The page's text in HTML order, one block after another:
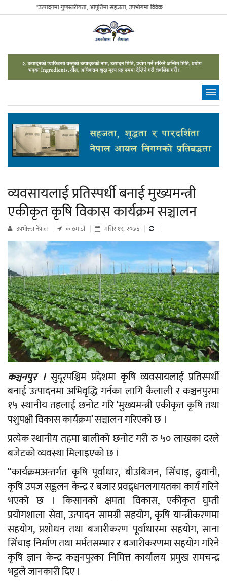
"उत्पादनमा गुणस्तरीयता, आपूर्तिमा सहजता, उपभोगमा विवेकशीलता" - The Sustainable
व्यवसायलाई प्रतिस्पर्धी बनाई मुख्यमन्त्री
एकीकृत कृषि विकास कार्यक्रम सञ्चालन
उपभाेक्ता नेपाल काठमाडौं मंसिर १९, २०७६
कञ्चनपुर । सुदूरपश्चिम प्रदेशमा कृषि व्यवसायलाई प्रतिस्पर्धी
बनाई उत्पादनमा अभिवृद्धि गर्नका लागि कैलाली र कञ्चनपुरमा
१५ स्थानीय तहलाई छनोट गरि ‘मुख्यमन्त्री एकीकृत कृषि तथा
पशुपक्षी विकास कार्यक्रम’ सञ्चालन गरिएको छ ।
प्रत्येक स्थानीय तहमा बालीको छनोट गरी रु ५० लाखका दरले
बजेटको व्यवस्था मिलाइएको छ ।
“कार्यक्रमअन्तर्गत कृषि पूर्वाधार, बीउबिजन, सिँचाइ, ढुवानी,
कृषि उपज सङ्कलन केन्द्र र बजार प्रवद्र्धनलगायतका कार्य गरिने
भएको छ । किसानको क्षमता विकास, एकीकृत घुम्ती
प्रयोगशाला सेवा, उत्पादन सामग्री सहयोग, कृषि यान्त्रीकरणमा
सहयोग, प्रशोधन तथा बजारीकरण पूर्वाधारमा सहयोग, साना
सिँचाइ निर्माण तथा मर्मतसम्भार र बजारीकरणमा सहयोग गरिने
कृषि ज्ञान केन्द्र कञ्चनपुरका निमित्त कार्यालय प्रमुख रामचन्द्र
भट्टले जानकारी दिए ।